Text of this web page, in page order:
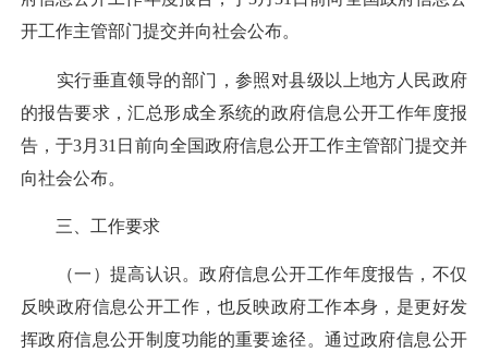
开工作主管部门提交并向社会公布。
实行垂直领导的部门，参照对县级以上地方人民政府
的报告要求，汇总形成全系统的政府信息公开工作年度报
告，于3月31日前向全国政府信息公开工作主管部门提交并
向社会公布。
三、工作要求
（一）提高认识。政府信息公开工作年度报告，不仅
反映政府信息公开工作，也反映政府工作本身，是更好发
挥政府信息公开制度功能的重要途径。通过政府信息公开